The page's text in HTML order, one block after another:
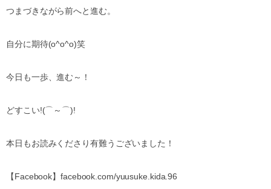
つまづきながら前へと進む。
自分に期待(o^o^o)笑
今日も一歩、進む～！
どすこい!(⌒～⌒)!
本日もお読みくださり有難うございました！
【Facebook】facebook.com/yuusuke.kida.96